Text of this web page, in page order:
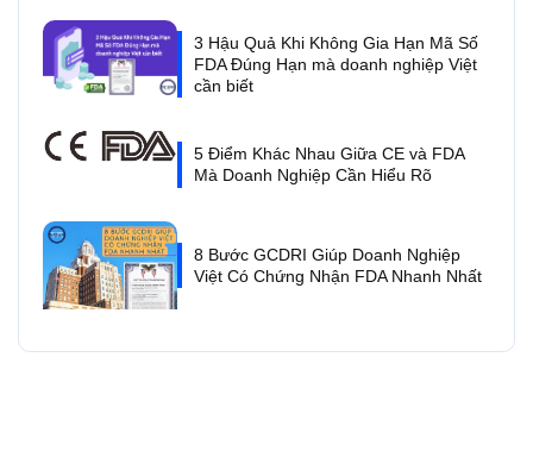
3 Hậu Quả Khi Không Gia Hạn Mã Số
FDA Đúng Hạn mà doanh nghiệp Việt
cần biết
5 Điểm Khác Nhau Giữa CE và FDA
Mà Doanh Nghiệp Cần Hiểu Rõ
8 Bước GCDRI Giúp Doanh Nghiệp
Việt Có Chứng Nhận FDA Nhanh Nhất